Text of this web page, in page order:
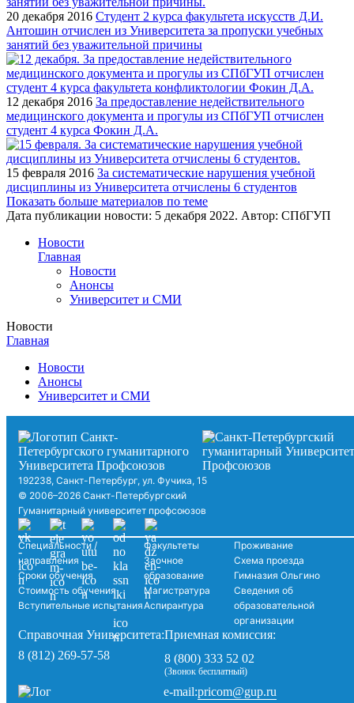
20 декабря 2016 Студент 2 курса факультета искусств Д.И.
Антошин отчислен из Университета за пропуски учебных
занятий без уважительной причины
12 декабря 2016 За предоставление недействительного
медицинского документа и прогулы из СПбГУП отчислен
студент 4 курса Фокин Д.А.
15 февраля 2016 За систематические нарушения учебной
дисциплины из Университета отчислены 6 студентов
Показать больше материалов по теме
Дата публикации новости: 5 декабря 2022. Автор: СПбГУП
Новости
Главная
Новости
Анонсы
Университет и СМИ
Новости
Главная
Новости
Анонсы
Университет и СМИ
192238, Санкт-Петербург, ул. Фучика, 15
© 2006–2026 Санкт-Петербургский
Гуманитарный университет профсоюзов
Специальности /
направления
Сроки обучения
Стоимость обучения
Вступительные испытания
Факультеты
Заочное
образование
Магистратура
Аспирантура
Проживание
Схема проезда
Гимназия Ольгино
Сведения об
образовательной
организации
Справочная Университета:
8 (812) 269-57-58
Приемная комиссия:
8 (800) 333 52 02
(Звонок бесплатный)
e-mail:pricom@gup.ru